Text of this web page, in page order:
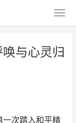
与心灵归
一次踏入和平精